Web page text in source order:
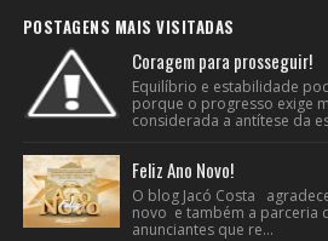
POSTAGENS MAIS VISITADAS
Coragem para prosseguir!
Equilíbrio e estabilidade
porque o progresso exige
considerada a antítese da
Feliz Ano Novo!
O blog Jacó Costa
novo e também a parceria
anunciantes que re...